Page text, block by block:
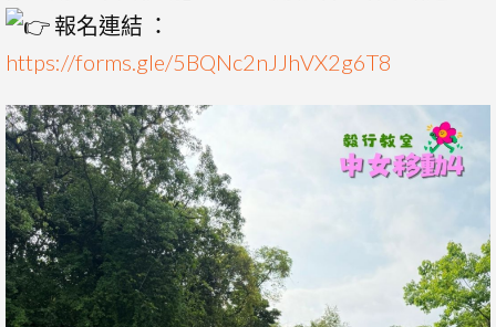
報名連結 ：
https://forms.gle/5BQNc2nJJhVX2g6T8